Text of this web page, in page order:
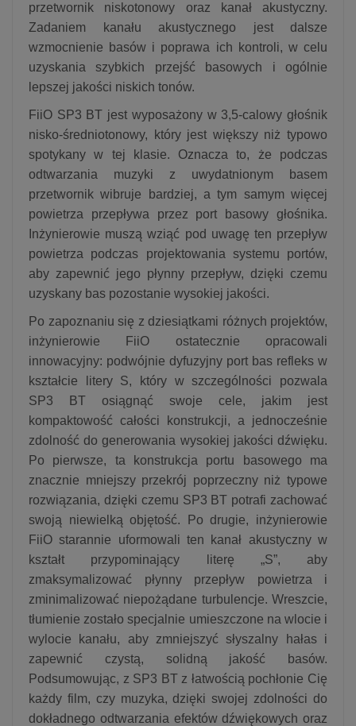
przetwornik niskotonowy oraz kanał akustyczny.
Zadaniem kanału akustycznego jest dalsze
wzmocnienie basów i poprawa ich kontroli, w celu
uzyskania szybkich przejść basowych i ogólnie
lepszej jakości niskich tonów.
FiiO SP3 BT jest wyposażony w 3,5-calowy głośnik
nisko-średniotonowy, który jest większy niż typowo
spotykany w tej klasie. Oznacza to, że podczas
odtwarzania muzyki z uwydatnionym basem
przetwornik wibruje bardziej, a tym samym więcej
powietrza przepływa przez port basowy głośnika.
Inżynierowie muszą wziąć pod uwagę ten przepływ
powietrza podczas projektowania systemu portów,
aby zapewnić jego płynny przepływ, dzięki czemu
uzyskany bas pozostanie wysokiej jakości.
Po zapoznaniu się z dziesiątkami różnych projektów,
inżynierowie FiiO ostatecznie opracowali
innowacyjny: podwójnie dyfuzyjny port bas refleks w
kształcie litery S, który w szczególności pozwala
SP3 BT osiągnąć swoje cele, jakim jest
kompaktowość całości konstrukcji, a jednocześnie
zdolność do generowania wysokiej jakości dźwięku.
Po pierwsze, ta konstrukcja portu basowego ma
znacznie mniejszy przekrój poprzeczny niż typowe
rozwiązania, dzięki czemu SP3 BT potrafi zachować
swoją niewielką objętość. Po drugie, inżynierowie
FiiO starannie uformowali ten kanał akustyczny w
kształt przypominający literę „S”, aby
zmaksymalizować płynny przepływ powietrza i
zminimalizować niepożądane turbulencje. Wreszcie,
tłumienie zostało specjalnie umieszczone na wlocie i
wylocie kanału, aby zmniejszyć słyszalny hałas i
zapewnić czystą, solidną jakość basów.
Podsumowując, z SP3 BT z łatwością pochłonie Cię
każdy film, czy muzyka, dzięki swojej zdolności do
dokładnego odtwarzania efektów dźwiękowych oraz